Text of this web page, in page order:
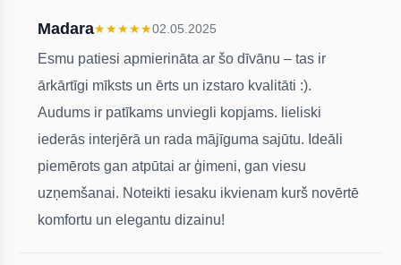
Madara★★★★★02.05.2025
Esmu patiesi apmierināta ar šo dīvānu – tas ir
ārkārtīgi mīksts un ērts un izstaro kvalitāti :).
Audums ir patīkams unviegli kopjams. lieliski
iederās interjērā un rada mājīguma sajūtu. Ideāli
piemērots gan atpūtai ar ģimeni, gan viesu
uzņemšanai. Noteikti iesaku ikvienam kurš novērtē
komfortu un elegantu dizainu!